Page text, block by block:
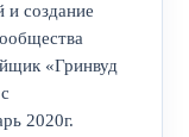
и создание
«Гринвуд
2020г.